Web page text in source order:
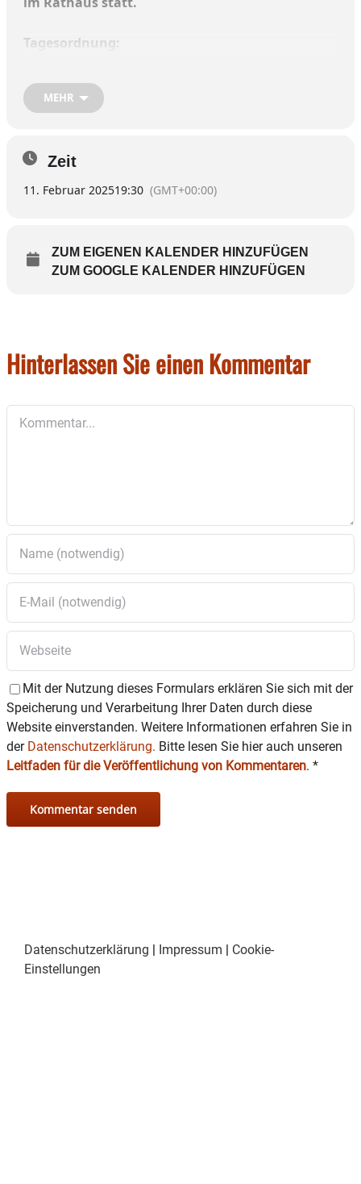
Tagesordnung:
Bürgeranfragen
Rathaus – Sanierung des Sitzungssaals – angepasstes
Anschließend ist noch eine nichtöffentliche
Sitzung.
MEHR
Zeit
11. Februar 202519:30 (GMT+00:00)
ZUM EIGENEN KALENDER HINZUFÜGEN
ZUM GOOGLE KALENDER HINZUFÜGEN
Hinterlassen Sie einen Kommentar
Mit der Nutzung dieses Formulars erklären Sie sich mit der
Speicherung und Verarbeitung Ihrer Daten durch diese
Website einverstanden. Weitere Informationen erfahren Sie in
der Datenschutzerklärung. Bitte lesen Sie hier auch unseren
Leitfaden für die Veröffentlichung von Kommentaren. *
Datenschutzerklärung | Impressum | Cookie-
Einstellungen